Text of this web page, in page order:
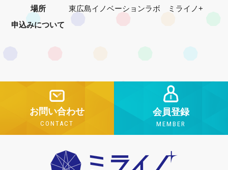
場所
東広島イノベーションラボ ミライノ+
申込みについて
お問い合わせ
CONTACT
会員登録
MEMBER